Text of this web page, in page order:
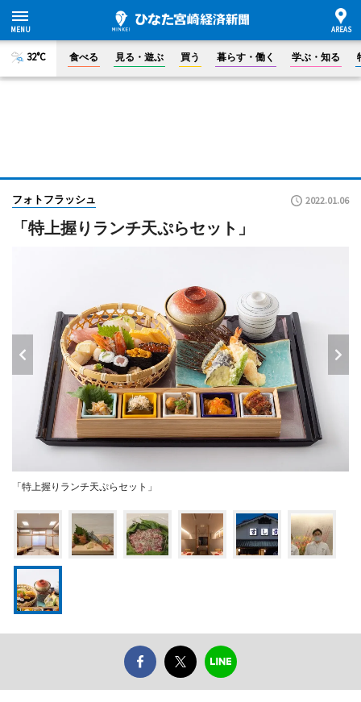
32°C 食べる 見る・遊ぶ 買う 暮らす・働く 学ぶ・知る
フォトフラッシュ 2022.01.06
「特上握りランチ天ぷらセット」
「特上握りランチ天ぷらセット」